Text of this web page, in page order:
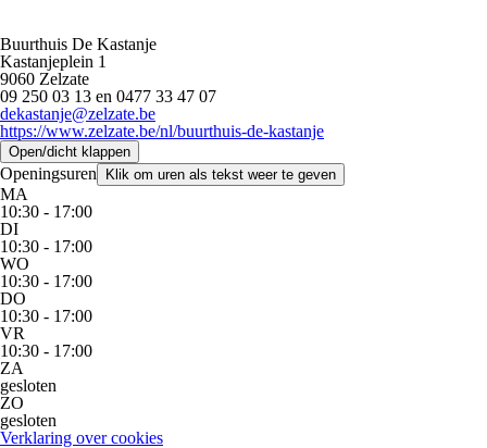
Buurthuis De Kastanje
Kastanjeplein 1
9060 Zelzate
09 250 03 13 en 0477 33 47 07
dekastanje@zelzate.be
https://www.zelzate.be/nl/buurthuis-de-kastanje
Open/dicht klappen
Openingsuren Klik om uren als tekst weer te geven
MA
10:30 - 17:00
DI
10:30 - 17:00
WO
10:30 - 17:00
DO
10:30 - 17:00
VR
10:30 - 17:00
ZA
gesloten
ZO
gesloten
Verklaring over cookies